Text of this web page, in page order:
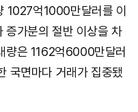
억1000만달러를 이
증가분의 절반 이상을 차
량은 1162억6000만달러
국면마다 거래가 집중됐